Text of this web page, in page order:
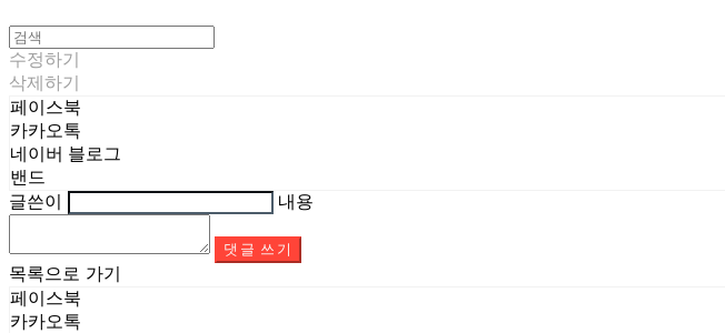
수정하기
삭제하기
페이스북
카카오톡
네이버 블로그
밴드
글쓴이 내용
댓글 쓰기
목록으로 가기
페이스북
카카오톡